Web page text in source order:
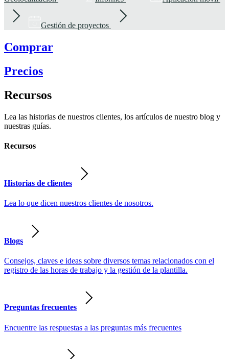
Gestión de proyectos
Comprar
Precios
Recursos
Lea las historias de nuestros clientes, los artículos de nuestro blog y
nuestras guías.
Recursos
Historias de clientes
Lea lo que dicen nuestros clientes de nosotros.
Blogs
Consejos, claves e ideas sobre diversos temas relacionados con el
registro de las horas de trabajo y la gestión de la plantilla.
Preguntas frecuentes
Encuentre las respuestas a las preguntas más frecuentes